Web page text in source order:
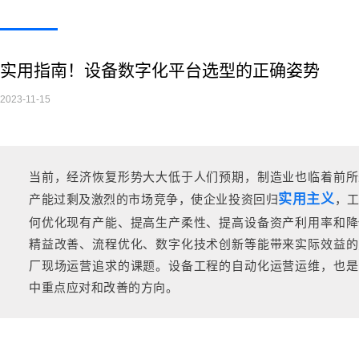
实用指南！设备数字化平台选型的正确姿势
2023-11-15
当前，经济恢复形势大大低于人们预期，制造业也临着前
产能过剩及激烈的市场竞争，使企业投资回归实用主义，
何优化现有产能、提高生产柔性、提高设备资产利用率和
精益改善、流程优化、数字化技术创新等能带来实际效益
厂现场运营追求的课题。设备工程的自动化运营运维，也
中重点应对和改善的方向。